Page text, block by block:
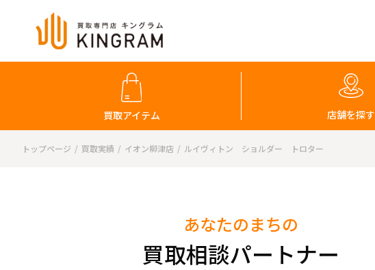
買取アイテム 店舗を探す
トップページ 買取実績 イオン柳津店 ルイヴィトン ショルダー トロター
あなたのまちの
買取相談パートナー